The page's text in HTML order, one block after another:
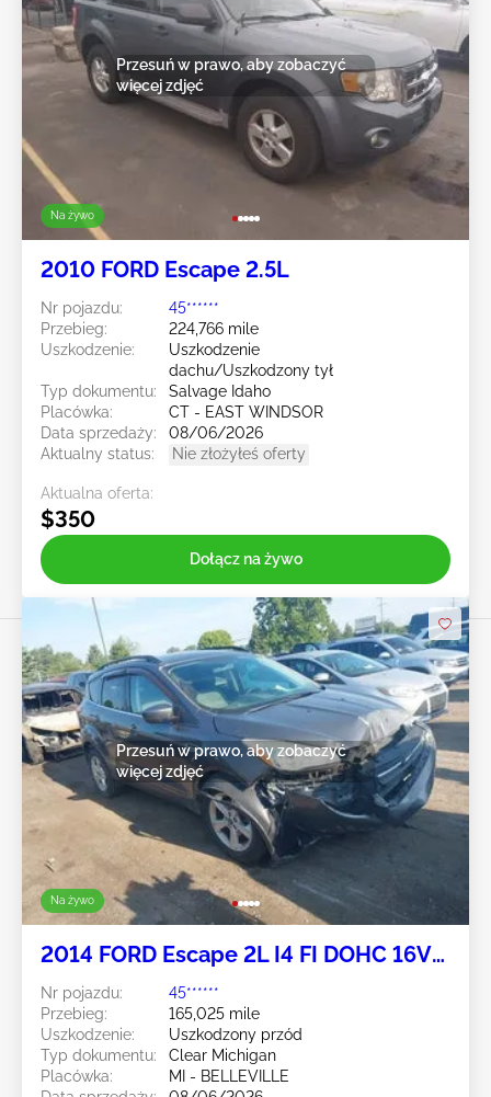
Na żywo
Przesuń w prawo, aby zobaczyć
więcej zdjęć
2010 FORD Escape 2.5L
Nr pojazdu:
45******
Przebieg:
224,766 mile
Uszkodzenie:
Uszkodzenie
dachu/Uszkodzony tył
Typ dokumentu:
Salvage Idaho
Placówka:
CT - EAST WINDSOR
Data sprzedaży:
08/06/2026
Aktualny status:
Nie złożyłeś oferty
Aktualna oferta:
$350
Dołącz na żywo
Na żywo
Przesuń w prawo, aby zobaczyć
więcej zdjęć
2014 FORD Escape 2L I4 FI DOHC 16V
Nr pojazdu:
45******
Przebieg:
165,025 mile
Uszkodzenie:
Uszkodzony przód
Typ dokumentu:
Clear Michigan
Placówka:
MI - BELLEVILLE